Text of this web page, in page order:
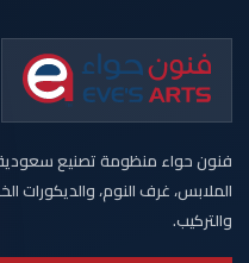
فنون حواء منظومة تصنيع
الملابس، غرف النوم، والديكورات
والتركيب.